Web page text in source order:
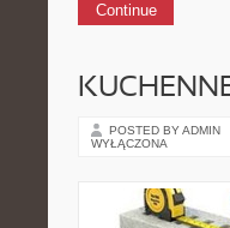
Continue
POSTED BY ADMIN
WYŁĄCZONA